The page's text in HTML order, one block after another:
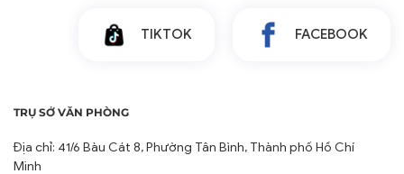
TIKTOK FACEBOOK
TRỤ SỞ VĂN PHÒNG
Địa chỉ: 41/6 Bàu Cát 8, Phường Tân Bình, Thành phố Hồ Chí
Minh